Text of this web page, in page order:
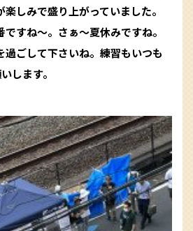
しみで盛り上がっていました。
すね〜。さぁ〜夏休みですね。
過ごして下さいね。練習もいつも
します。